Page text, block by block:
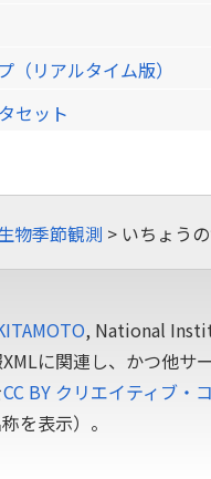
リアルタイム版）
セット
物季節観測 > いちょう
, National
に関連し、かつ他サ
CC BY クリエイティブ・
を表示）。